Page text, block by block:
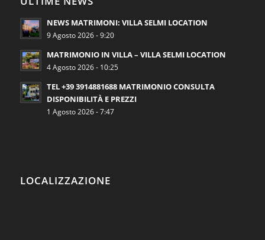
NEWS MATRIMONI: VILLA SELMI LOCATION
9 Agosto 2026 - 9:20
MATRIMONIO IN VILLA – VILLA SELMI LOCATION
4 Agosto 2026 - 10:25
TEL +39 3914881688 MATRIMONIO CONSULTA
DISPONIBILITÀ E PREZZI
1 Agosto 2026 - 7:47
LOCALIZZAZIONE